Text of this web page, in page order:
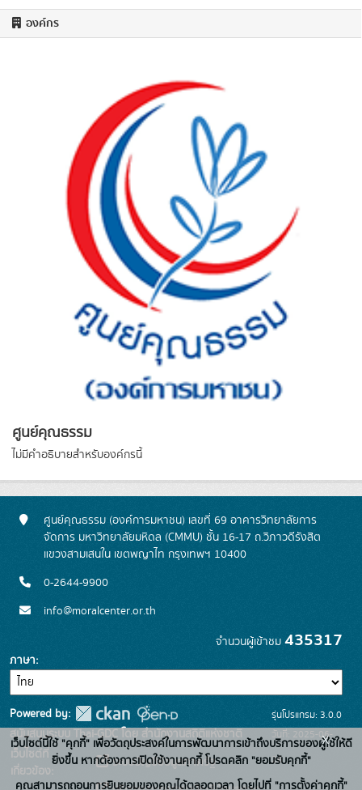
องค์กร
ศูนย์คุณธรรม
ไม่มีคำอธิบายสำหรับองค์กรนี้
ศูนย์คุณธรรม (องค์การมหาชน) เลขที่ 69 อาคารวิทยาลัยการ
จัดการ มหาวิทยาลัยมหิดล (CMMU) ชั้น 16-17 ถ.วิภาวดีรังสิต
แขวงสามเสนใน เขตพญาไท กรุงเทพฯ 10400
0-2644-9900
info@moralcenter.or.th
จำนวนผู้เข้าชม 435317
ภาษา
Powered by:
สนับสนุนระบบ Thai-GDC โดย สำนักงานสถิติแห่งชาติ
เว็บไซต์ที่
เกี่ยวข้อง:
ระบบบัญชีข้อมูลภาครัฐ
รุ่นโปรแกรม: 3.0.0
วันที่: 2025-06-
26
เว็บไซต์นี้ใช้ "คุกกี้" เพื่อวัตถุประสงค์ในการพัฒนาการเข้าถึงบริการของผู้ใช้ให้ดี
ยิ่งขึ้น หากต้องการเปิดใช้งานคุกกี้ โปรดคลิก "ยอมรับคุกกี้"
คุณสามารถถอนการยินยอมของคุณได้ตลอดเวลา โดยไปที่ "การตั้งค่าคุกกี้"
x